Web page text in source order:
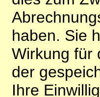
haben. Sie
Wirkung für
der
Ihre